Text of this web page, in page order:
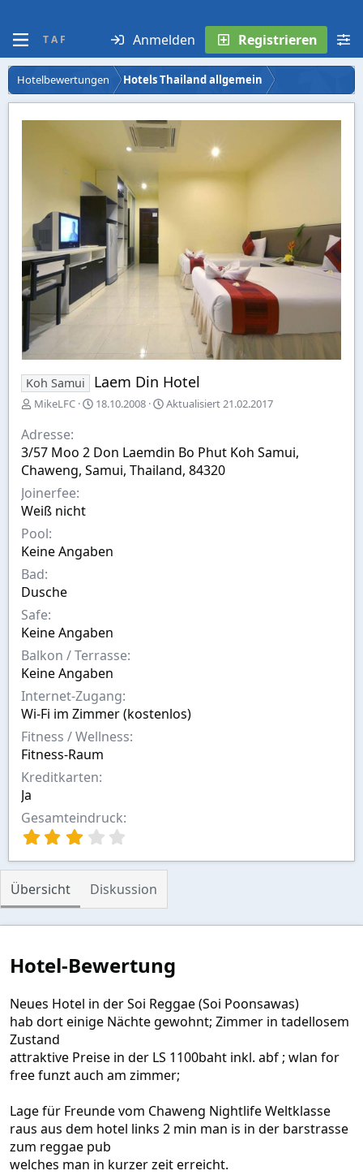
T A F Anmelden Registrieren
Hotelbewertungen Hotels Thailand allgemein
Koh Samui Laem Din Hotel
E
s
t
e
l
l
t
v
o
n
MikeLFC
A
w
a
h
18.10.2008 Aktualisiert21.02.2017
Adresse
3/57 Moo 2 Don Laemdin Bo Phut Koh Samui,
Chaweng, Samui, Thailand, 84320
Joinerfee
Weiß nicht
Pool
Keine Angaben
Bad
Dusche
Safe
Keine Angaben
Balkon / Terrasse
Keine Angaben
Internet-Zugang
Wi-Fi im Zimmer (kostenlos)
Fitness / Wellness
Fitness-Raum
Kreditkarten
Ja
Gesamteindruck
0
0
S
t
e
n
(
)
Übersicht Diskussion
Hotel-Bewertung
Neues Hotel in der Soi Reggae (Soi Poonsawas)
hab dort einige Nächte gewohnt; Zimmer in tadellosem
Zustand
attraktive Preise in der LS 1100baht inkl. abf ; wlan for
free funzt auch am zimmer;
Lage für Freunde vom Chaweng Nightlife Weltklasse
raus aus dem hotel links 2 min man is in der barstrasse
zum reggae pub
welches man in kurzer zeit erreicht.